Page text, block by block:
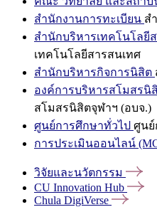
สำนักงานการทะเบียน ส
สำนักบริหารเทคโนโลยี
เทคโนโลยีสารสนเทศ
สำนักบริหารกิจการนิสิต
องค์การบริหารสโมสรนิ
สโมสรนิสิตจุฬาฯ (อบจ.)
ศูนย์การศึกษาทั่วไป ศูนย์
การประเมินออนไลน์
วิจัยและนวัตกรรม
CU Innovation Hub
Chula DigiVerse